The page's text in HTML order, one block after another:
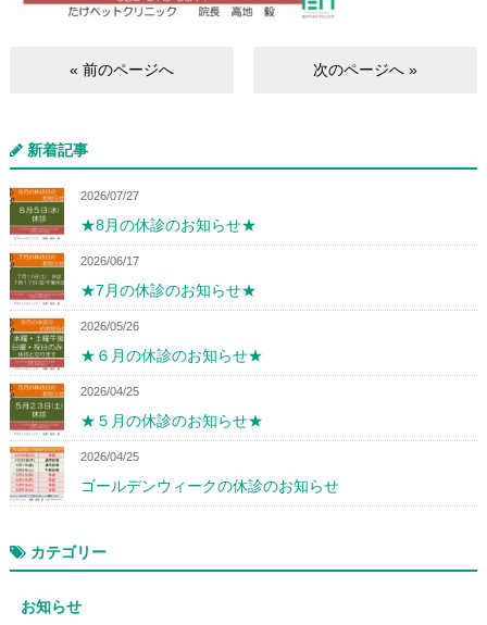
« 前のページへ 次のページへ »
新着記事
2026/07/27
★8月の休診のお知らせ★
2026/06/17
★7月の休診のお知らせ★
2026/05/26
★６月の休診のお知らせ★
2026/04/25
★５月の休診のお知らせ★
2026/04/25
ゴールデンウィークの休診のお知らせ
カテゴリー
お知らせ